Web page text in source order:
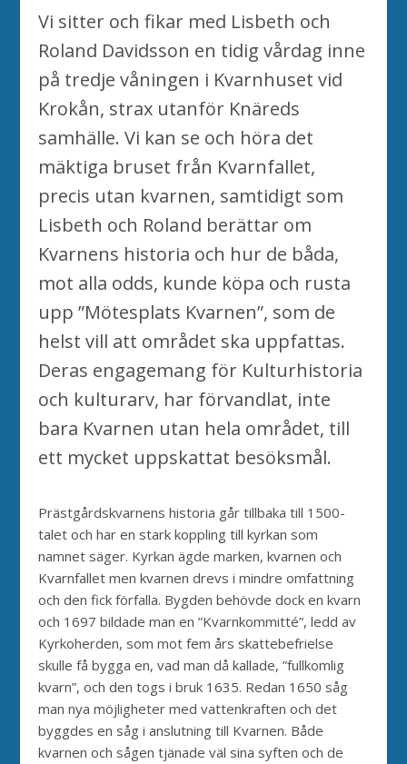
Vi sitter och fikar med Lisbeth och
Roland Davidsson en tidig vårdag inne
på tredje våningen i Kvarnhuset vid
Krokån, strax utanför Knäreds
samhälle. Vi kan se och höra det
mäktiga bruset från Kvarnfallet,
precis utan kvarnen, samtidigt som
Lisbeth och Roland berättar om
Kvarnens historia och hur de båda,
mot alla odds, kunde köpa och rusta
upp ”Mötesplats Kvarnen”, som de
helst vill att området ska uppfattas.
Deras engagemang för Kulturhistoria
och kulturarv, har förvandlat, inte
bara Kvarnen utan hela området, till
ett mycket uppskattat besöksmål.
Prästgårdskvarnens historia går tillbaka till 1500-
talet och har en stark koppling till kyrkan som
namnet säger. Kyrkan ägde marken, kvarnen och
Kvarnfallet men kvarnen drevs i mindre omfattning
och den fick förfalla. Bygden behövde dock en kvarn
och 1697 bildade man en ”Kvarnkommitté”, ledd av
Kyrkoherden, som mot fem års skattebefrielse
skulle få bygga en, vad man då kallade, ”fullkomlig
kvarn”, och den togs i bruk 1635. Redan 1650 såg
man nya möjligheter med vattenkraften och det
byggdes en såg i anslutning till Kvarnen. Både
kvarnen och sågen tjänade väl sina syften och de